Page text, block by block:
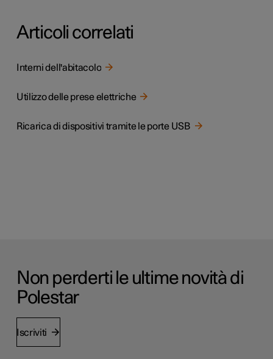
Articoli correlati
Interni dell'abitacolo
Utilizzo delle prese elettriche
Ricarica di dispositivi tramite le porte USB
Non perderti le ultime novità di
Polestar
Iscriviti